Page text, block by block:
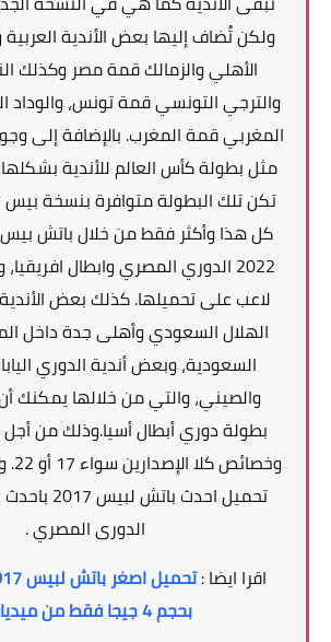
ولكن تُضاف إليها بعض الأندية العربية
الأهلي والزمالك قمة مصر وكذلك
والترجي التونسي قمة تونس، والوداد
المغربي قمة المغرب. بالإضافة إلى
مثل بطولة كأس العالم للأندية
2022 الدوري المصري وابطال
لاعب على تحميلها. كذلك بعض
الهلال السعودي وأهلى جدة داخل
السعودية، وبعض أندية الدوري
والصيني، والتي من خلالها يمكنك
بطولة دوري أبطال أسيا.وذلك من أجل
الدورى المصري .
اقرا ايضا :
بحجم 4 جيجا فقط من ميديافير